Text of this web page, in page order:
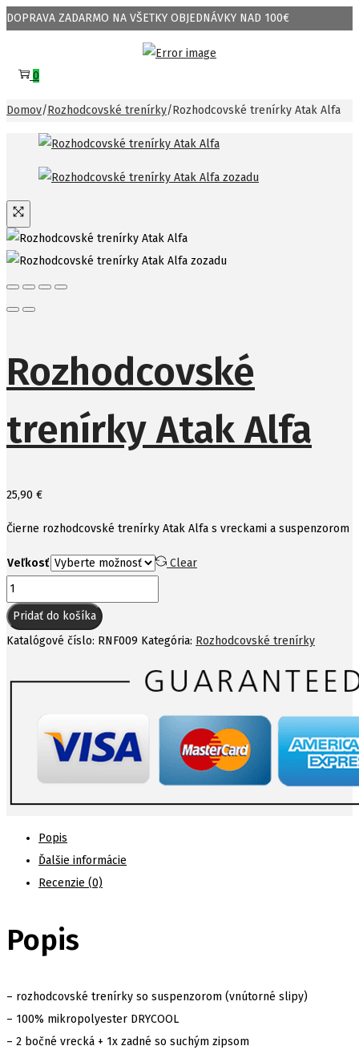
DOPRAVA ZADARMO NA VŠETKY OBJEDNÁVKY NAD 100€
to
to 0
Domov/Rozhodcovské trenírky/Rozhodcovské trenírky Atak Alfa
Rozhodcovské
trenírky Atak Alfa
25,90 €
Čierne rozhodcovské trenírky Atak Alfa s vreckami a suspenzorom
Veľkosť
Clear
množstvo
Rozhodcovské
trenírky
Pridať do košíka
Katalógové číslo: RNF009 Kategória: Rozhodcovské trenírky
Popis
Ďalšie informácie
Recenzie (0)
Popis
– rozhodcovské trenírky so suspenzorom (vnútorné slipy)
– 100% mikropolyester DRYCOOL
– 2 bočné vrecká + 1x zadné so suchým zipsom